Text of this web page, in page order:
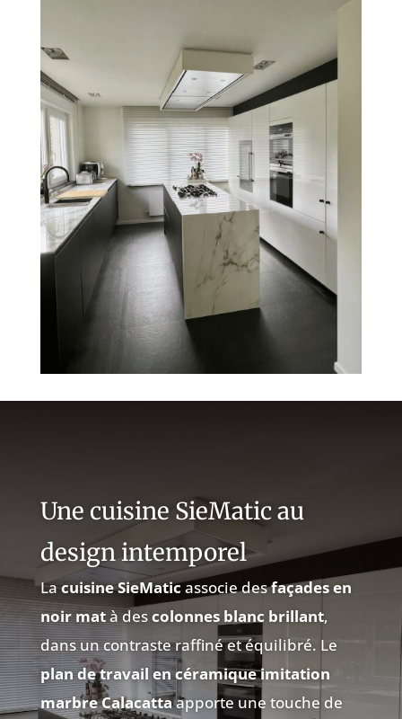
Une cuisine SieMatic au
design intemporel
Lacuisine SieMaticassocie desfaçades en
noir matà descolonnes blanc brillant,
dans un contraste raffiné et équilibré. Le
plan de travail en céramique imitation
marbre Calacattaapporte une touche de